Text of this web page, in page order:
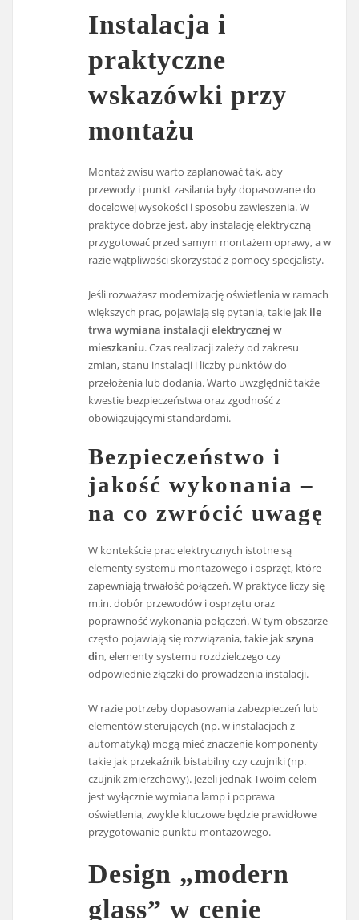
Instalacja i
praktyczne
wskazówki przy
montażu
Montaż zwisu warto zaplanować tak, aby
przewody i punkt zasilania były dopasowane do
docelowej wysokości i sposobu zawieszenia. W
praktyce dobrze jest, aby instalację elektryczną
przygotować przed samym montażem oprawy, a w
razie wątpliwości skorzystać z pomocy specjalisty.
Jeśli rozważasz modernizację oświetlenia w ramach
większych prac, pojawiają się pytania, takie jak ile
trwa wymiana instalacji elektrycznej w
mieszkaniu. Czas realizacji zależy od zakresu
zmian, stanu instalacji i liczby punktów do
przełożenia lub dodania. Warto uwzględnić także
kwestie bezpieczeństwa oraz zgodność z
obowiązującymi standardami.
Bezpieczeństwo i
jakość wykonania –
na co zwrócić uwagę
W kontekście prac elektrycznych istotne są
elementy systemu montażowego i osprzęt, które
zapewniają trwałość połączeń. W praktyce liczy się
m.in. dobór przewodów i osprzętu oraz
poprawność wykonania połączeń. W tym obszarze
często pojawiają się rozwiązania, takie jakszyna
din, elementy systemu rozdzielczego czy
odpowiednie złączki do prowadzenia instalacji.
W razie potrzeby dopasowania zabezpieczeń lub
elementów sterujących (np. w instalacjach z
automatyką) mogą mieć znaczenie komponenty
takie jak przekaźnik bistabilny czy czujniki (np.
czujnik zmierzchowy). Jeżeli jednak Twoim celem
jest wyłącznie wymiana lamp i poprawa
oświetlenia, zwykle kluczowe będzie prawidłowe
przygotowanie punktu montażowego.
Design „modern
glass” w cenie